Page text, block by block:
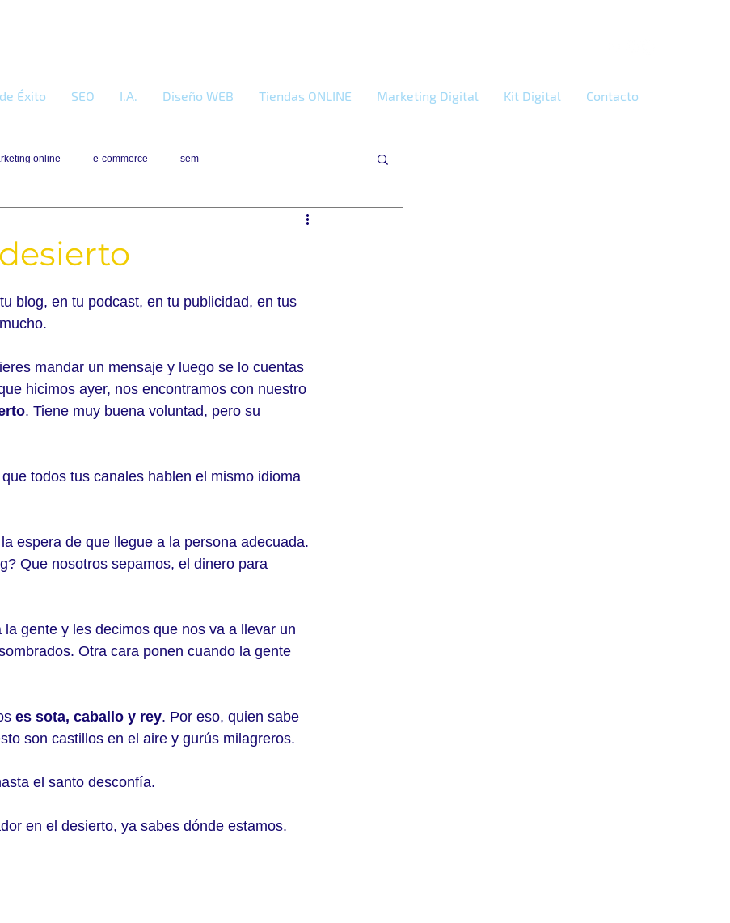
Éxito SEO I.A. Diseño WEB Tiendas ONLINE Marketing Digital Kit Digital Contacto
online e-commerce sem
blog, en tu podcast, en tu publicidad, en tus
mandar un mensaje y luego se lo cuentas
hicimos ayer, nos encontramos con nuestro
. Tiene muy buena voluntad, pero su
todos tus canales hablen el mismo idioma
espera de que llegue a la persona adecuada.
Que nosotros sepamos, el dinero para
gente y les decimos que nos va a llevar un
Otra cara ponen cuando la gente
es sota, caballo y rey. Por eso, quien sabe
son castillos en el aire y gurús milagreros.
el santo desconfía.
en el desierto, ya sabes dónde estamos.